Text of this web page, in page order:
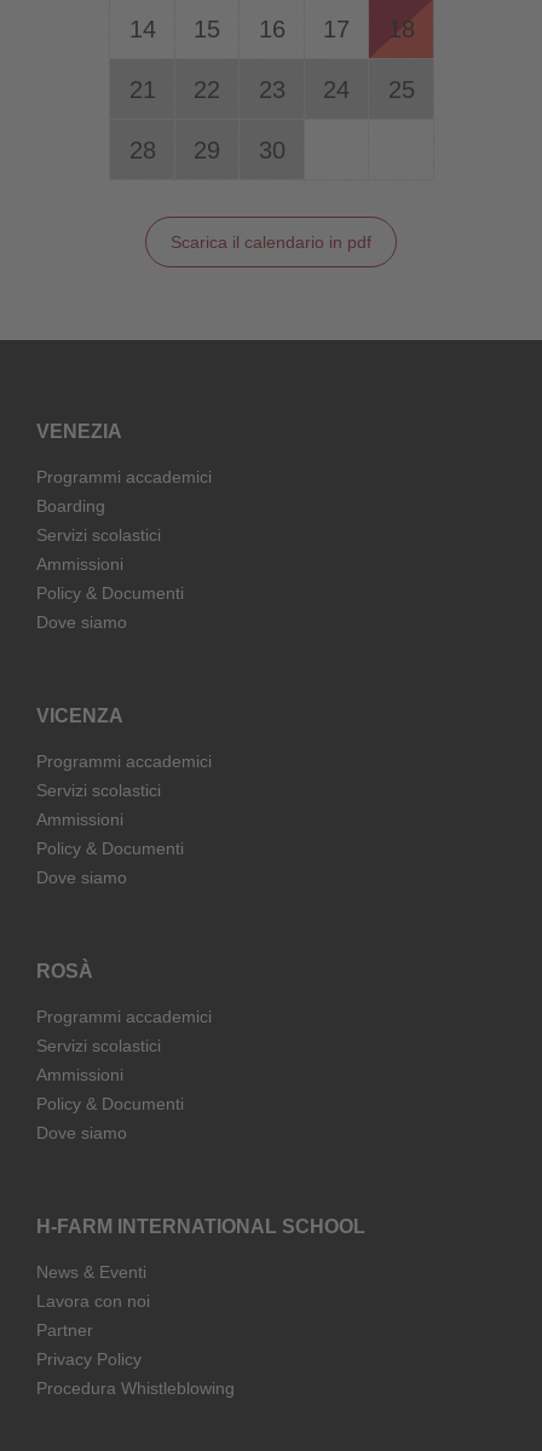
14 15 16 17 18
21 22 23 24 25
28 29 30
Scarica il calendario in pdf
VENEZIA
Programmi accademici
Boarding
Servizi scolastici
Ammissioni
Policy & Documenti
Dove siamo
VICENZA
Programmi accademici
Servizi scolastici
Ammissioni
Policy & Documenti
Dove siamo
ROSÀ
Programmi accademici
Servizi scolastici
Ammissioni
Policy & Documenti
Dove siamo
H-FARM INTERNATIONAL SCHOOL
News & Eventi
Lavora con noi
Partner
Privacy Policy
Procedura Whistleblowing